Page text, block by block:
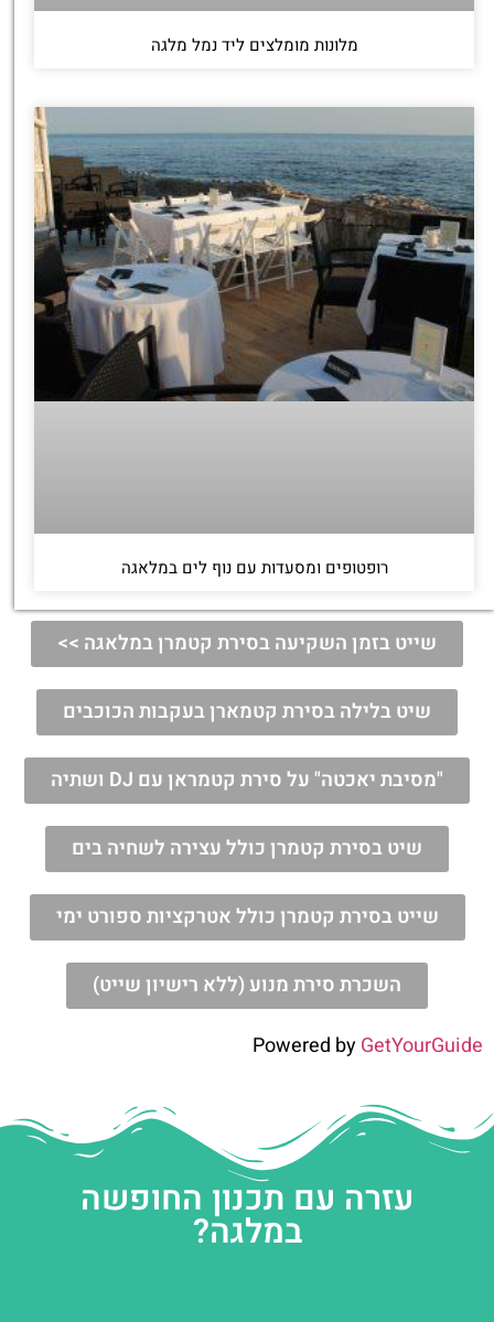
מלונות מומלצים ליד נמל מלגה
רופטופים ומסעדות עם נוף לים במלאגה
שייט בזמן השקיעה בסירת קטמרן במלאגה >>
שיט בלילה בסירת קטמארן בעקבות הכוכבים
"מסיבת יאכטה" על סירת קטמראן עם DJ ושתיה
שיט בסירת קטמרן כולל עצירה לשחיה בים
שייט בסירת קטמרן כולל אטרקציות ספורט ימי
השכרת סירת מנוע (ללא רישיון שייט)
Powered byGetYourGuide
עזרה עם תכנון החופשה
במלגה?